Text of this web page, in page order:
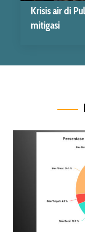
Krisis air di
mitigasi